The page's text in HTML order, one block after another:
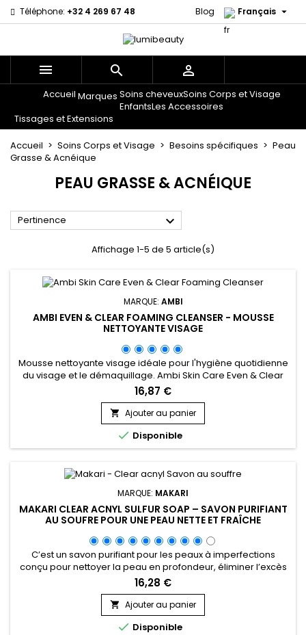
Téléphone: +32 4 269 67 48 Français 
Blog
  
Accueil Marques Soins cheveuxSoins Corps et Visage
EnfantsLes Accessoires
Tissages et Extensions
Accueil Soins Corps et Visage Besoins spécifiques
Peau
Grasse & Acnéique
PEAU GRASSE & ACNÉIQUE
Pertinence 
Affichage 1-5 de 5 article(s)
MARQUE: AMBI
AMBI EVEN & CLEAR FOAMING CLEANSER - MOUSSE
NETTOYANTE VISAGE
Mousse nettoyante visage idéale pour l'hygiène quotidienne
du visage et le démaquillage. Ambi Skin Care Even & Clear
Foaming Cleanser nettoie la peau en profondeur, purifie et
exfolie en douceur les cellules cutanées mortes, réduit
l'apparence des taches brunes et apporte éclat au teint. la
Mousse nettoyante visage de Ambi révèle une peau plus
lisse...
16,87 €
 Ajouter au panier
 Disponible
MARQUE: MAKARI
MAKARI CLEAR ACNYL SULFUR SOAP – SAVON PURIFIANT
AU SOUFRE POUR UNE PEAU NETTE ET FRAÎCHE
C’est un savon purifiant pour les peaux à imperfections
conçu pour nettoyer la peau en profondeur, éliminer l’excès
de sébum et favoriser une peau plus nette au quotidien.
Enrichi en Prunus Amygdalus Dulcis (huile d’amande douce)
et en soufre, Clear Acnyl Sulfur Soap aide à purifier la peau, à
désobstruer les pores et à améliorer l’apparence des...
16,28 €
 Ajouter au panier
 Disponible